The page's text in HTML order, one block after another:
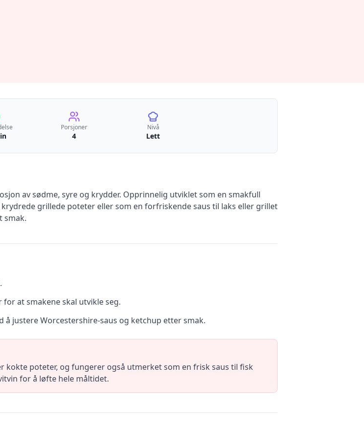
Porsjoner
4
Nivå
Lett
av sødme, syre og krydder. Opprinnelig utviklet som en smakfull
grillede poteter eller som en forfriskende saus til laks eller grillet
smak.
at smakene skal utvikle seg.
justere Worcestershire-saus og ketchup etter smak.
poteter, og fungerer også utmerket som en frisk saus til fisk
for å løfte hele måltidet.